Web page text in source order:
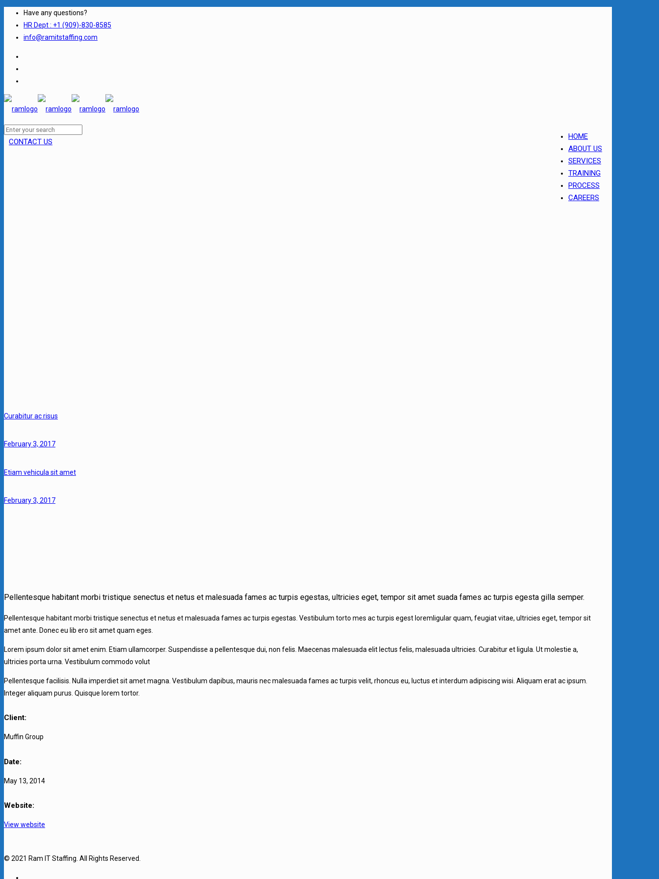
Have any questions?
HR Dept : +1 (909)-830-8585
info@ramitstaffing.com
HOME
ABOUT US
SERVICES
TRAINING
PROCESS
CAREERS
CONTACT US
Curabitur ac risus
February 3, 2017
Etiam vehicula sit amet
February 3, 2017
Pellentesque habitant morbi tristique senectus et netus et malesuada fames ac turpis egestas, ultricies eget, tempor sit amet suada fames ac turpis egesta gilla semper.
Pellentesque habitant morbi tristique senectus et netus et malesuada fames ac turpis egestas. Vestibulum torto mes ac turpis egest loremligular quam, feugiat vitae, ultricies eget, tempor sit
amet ante. Donec eu lib ero sit amet quam eges.
Lorem ipsum dolor sit amet enim. Etiam ullamcorper. Suspendisse a pellentesque dui, non felis. Maecenas malesuada elit lectus felis, malesuada ultricies. Curabitur et ligula. Ut molestie a,
ultricies porta urna. Vestibulum commodo volut
Pellentesque facilisis. Nulla imperdiet sit amet magna. Vestibulum dapibus, mauris nec malesuada fames ac turpis velit, rhoncus eu, luctus et interdum adipiscing wisi. Aliquam erat ac ipsum.
Integer aliquam purus. Quisque lorem tortor.
Client:
Muffin Group
Date:
May 13, 2014
Website:
View website
© 2021 Ram IT Staffing. All Rights Reserved.